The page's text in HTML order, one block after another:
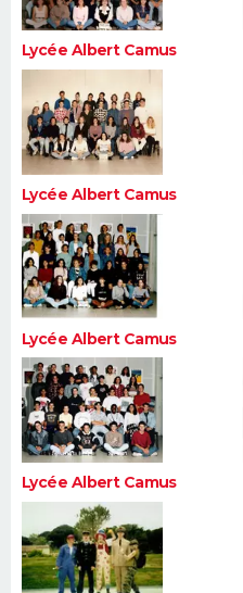
Lycée Albert Camus
Lycée Albert Camus
Lycée Albert Camus
Lycée Albert Camus